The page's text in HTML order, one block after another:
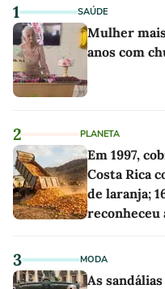
1 SAÚDE
Mulher
anos com
2 PLANETA
Em 1997,
Costa Rica
de laranja;
reconheceu
3 MODA
As